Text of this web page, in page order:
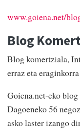
www.goiena.net/
Blog
Blog komertziala,
erraz eta
Goiena.net-eko
Dagoeneko 56
asko laster izango